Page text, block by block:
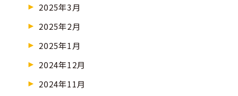
2025年3月
2025年2月
2025年1月
2024年12月
2024年11月